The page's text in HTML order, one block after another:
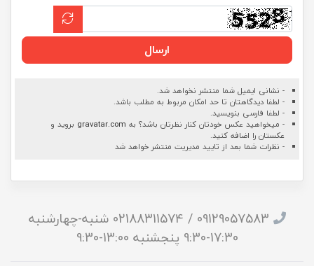
ارسال
- نشانی ایمیل شما منتشر نخواهد شد.
- لطفا دیدگاهتان تا حد امکان مربوط به مطلب باشد.
- لطفا فارسی بنویسید.
- میخواهید عکس خودتان کنار نظرتان باشد؟ به gravatar.com بروید و
عکستان را اضافه کنید.
- نظرات شما بعد از تایید مدیریت منتشر خواهد شد
09129057583 / 02188311574 شنبه-چهارشنبه
17:30-9:30 پنجشنبه 13:00-9:30